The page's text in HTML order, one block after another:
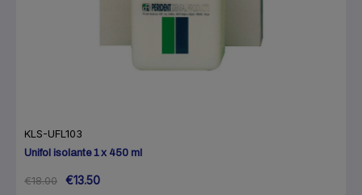
KLS-UFL103
Unifol isolante 1 x 450 ml
€18.00 €13.50